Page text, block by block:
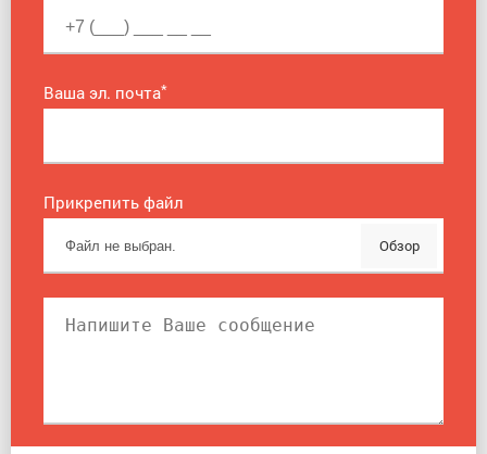
Ваша эл. почта*
Прикрепить файл
Обзор